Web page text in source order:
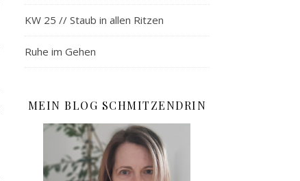
KW 25 // Staub in allen Ritzen
Ruhe im Gehen
MEIN BLOG SCHMITZENDRIN